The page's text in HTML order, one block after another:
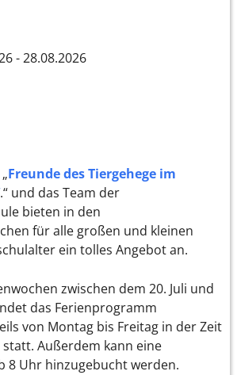
- 28.08.2026
Freunde des Tiergehege im
.“ und das Team der
bieten in den
für alle großen und kleinen
ein tolles Angebot an.
zwischen dem 20. Juli und
das Ferienprogramm
von Montag bis Freitag in der Zeit
Außerdem kann eine
8 Uhr hinzugebucht werden.